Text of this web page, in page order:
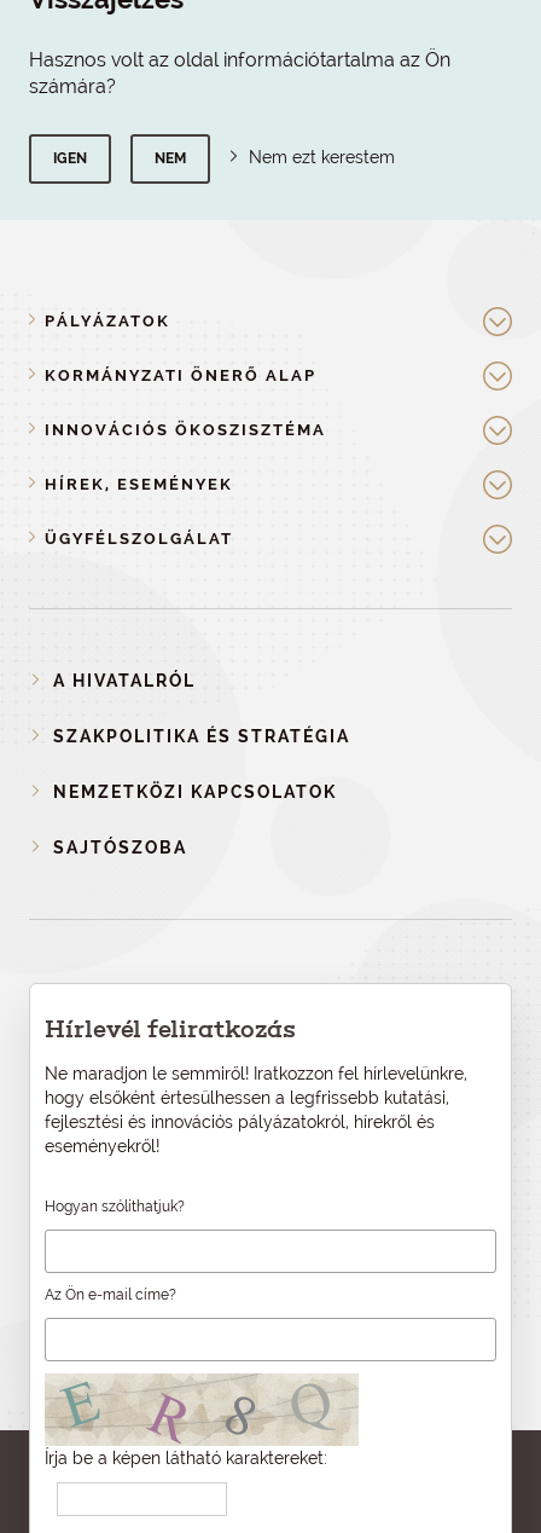
Hasznos volt az oldal információtartalma az Ön
számára?
IGEN NEM Nem ezt kerestem
PÁLYÁZATOK
KORMÁNYZATI ÖNERŐ ALAP
INNOVÁCIÓS ÖKOSZISZTÉMA
HÍREK, ESEMÉNYEK
ÜGYFÉLSZOLGÁLAT
A HIVATALRÓL
SZAKPOLITIKA ÉS STRATÉGIA
NEMZETKÖZI KAPCSOLATOK
SAJTÓSZOBA
Hírlevél feliratkozás
Ne maradjon le semmiről! Iratkozzon fel hírlevelünkre,
hogy elsőként értesülhessen a legfrissebb kutatási,
fejlesztési és innovációs pályázatokról, hírekről és
eseményekről!
Hogyan szólíthatjuk?
Az Ön e-mail címe?
Írja be a képen látható karaktereket: